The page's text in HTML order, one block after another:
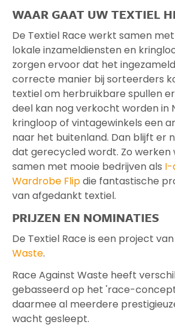
WAAR GAAT UW TEXTIEL
De Textiel Race werkt samen
lokale inzameldiensten en
zorgen ervoor dat het
correcte manier bij sorteerders
textiel om herbruikbare spullen
deel kan nog verkocht worden in
kringloop of vintagewinkels een
naar het buitenland. Dan blijft er
dat gerecycled wordt. Zo werken
samen met mooie bedrijven als I-
Wardrobe Flipdie fantastische
van afgedankt textiel.
PRIJZEN EN NOMINATIES
De Textiel Race is een project van
Waste.
Race Against Waste heeft
gebasseerd op het 'race-
daarmee al meerdere
wacht gesleept.